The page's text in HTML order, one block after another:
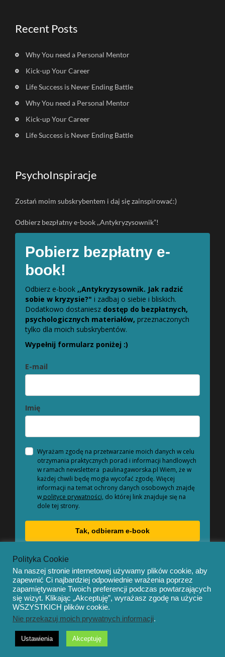
Recent Posts
Why You need a Personal Mentor
Kick-up Your Career
Life Success is Never Ending Battle
Why You need a Personal Mentor
Kick-up Your Career
Life Success is Never Ending Battle
PsychoInspiracje
Zostań moim subskrybentem i daj się zainspirować:)
Odbierz bezpłatny e-book ,,Antykryzysownik”!
Pobierz bezpłatny e-
book!
Odbierz e-book ,,Antykryzysownik. Jak radzić
sobie w kryzysie?" i zadbaj o siebie i bliskich.
Dodatkowo dostaniesz dostęp do bezpłatnych,
psychologicznych materiałów, przeznaczonych
tylko dla moich subskrybentów.
Wypełnij formularz poniżej :)
E-mail
Imię
Wyrażam zgodę na przetwarzanie moich danych w celu
otrzymania praktycznych porad i informacji handlowych
w ramach newslettera paulinagaworska.pl Wiem, że w
każdej chwili będę mogła wycofać zgodę. Więcej
informacji na temat ochrony danych osobowych znajdę
w polityce prywatności, do której link znajduje się na
dole tej strony.
Tak, odbieram e-book
© Copyright 2020 – Mentor by OceanThemes
Polityka Cookie
Na naszej stronie internetowej używamy plików cookie, aby
zapewnić Ci najbardziej odpowiednie wrażenia poprzez
zapamiętywanie Twoich preferencji podczas powtarzających
się wizyt. Klikając „Akceptuję”, wyrażasz zgodę na użycie
WSZYSTKICH plików cookie.
Nie przekazuj moich prywatnych informacji.
Ustawienia Akceptuję